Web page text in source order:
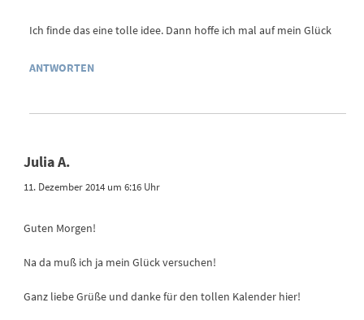
Ich finde das eine tolle idee. Dann hoffe ich mal auf mein Glück
ANTWORTEN
Julia A.
11. Dezember 2014 um 6:16 Uhr
Guten Morgen!
Na da muß ich ja mein Glück versuchen!
Ganz liebe Grüße und danke für den tollen Kalender hier!